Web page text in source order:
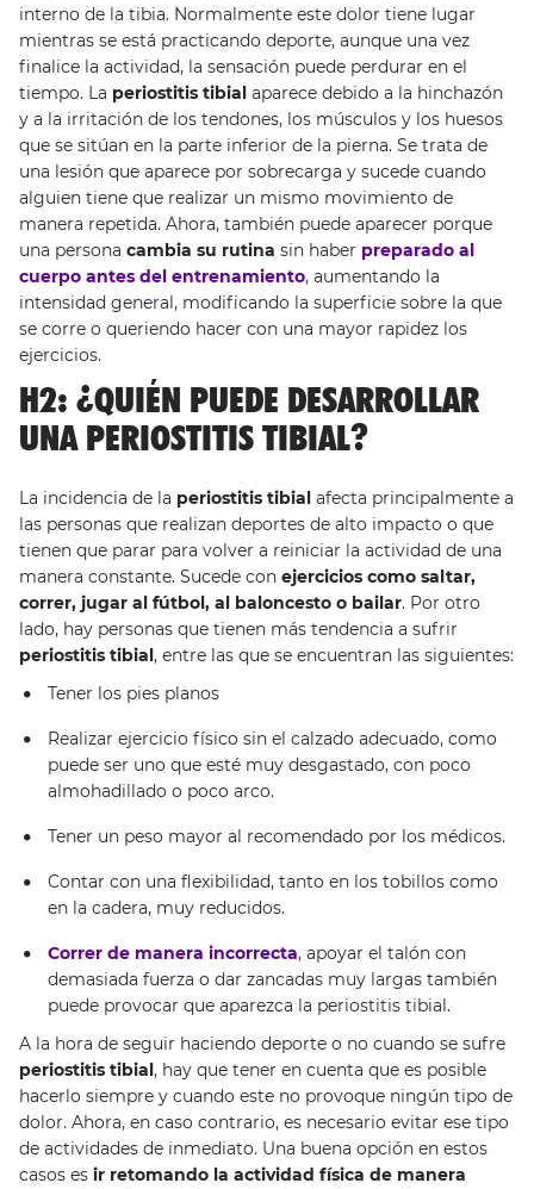
interno de la tibia. Normalmente este dolor tiene lugar
mientras se está practicando deporte, aunque una vez
finalice la actividad, la sensación puede perdurar en el
tiempo. La periostitis tibial aparece debido a la hinchazón
y a la irritación de los tendones, los músculos y los huesos
que se sitúan en la parte inferior de la pierna. Se trata de
una lesión que aparece por sobrecarga y sucede cuando
alguien tiene que realizar un mismo movimiento de
manera repetida. Ahora, también puede aparecer porque
una persona cambia su rutina sin haber preparado al
cuerpo antes del entrenamiento, aumentando la
intensidad general, modificando la superficie sobre la que
se corre o queriendo hacer con una mayor rapidez los
ejercicios.
H2: ¿QUIÉN PUEDE DESARROLLAR
UNA PERIOSTITIS TIBIAL?
La incidencia de la periostitis tibial afecta principalmente a
las personas que realizan deportes de alto impacto o que
tienen que parar para volver a reiniciar la actividad de una
manera constante. Sucede con ejercicios como saltar,
correr, jugar al fútbol, al baloncesto o bailar. Por otro
lado, hay personas que tienen más tendencia a sufrir
periostitis tibial, entre las que se encuentran las siguientes:
Tener los pies planos
Realizar ejercicio físico sin el calzado adecuado, como
puede ser uno que esté muy desgastado, con poco
almohadillado o poco arco.
Tener un peso mayor al recomendado por los médicos.
Contar con una flexibilidad, tanto en los tobillos como
en la cadera, muy reducidos.
Correr de manera incorrecta, apoyar el talón con
demasiada fuerza o dar zancadas muy largas también
puede provocar que aparezca la periostitis tibial.
A la hora de seguir haciendo deporte o no cuando se sufre
periostitis tibial, hay que tener en cuenta que es posible
hacerlo siempre y cuando este no provoque ningún tipo de
dolor. Ahora, en caso contrario, es necesario evitar ese tipo
de actividades de inmediato. Una buena opción en estos
casos es ir retomando la actividad física de manera